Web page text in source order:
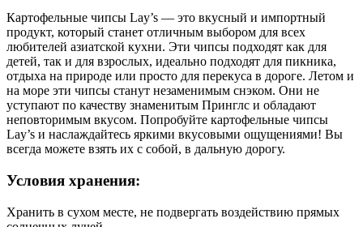
Картофельные чипсы Lay’s — это вкусный и импортный
продукт, который станет отличным выбором для всех
любителей азиатской кухни. Эти чипсы подходят как для
детей, так и для взрослых, идеально подходят для пикника,
отдыха на природе или просто для перекуса в дороге. Летом и
на море эти чипсы станут незаменимым снэком. Они не
уступают по качеству знаменитым Принглс и обладают
неповторимым вкусом. Попробуйте картофельные чипсы
Lay’s и наслаждайтесь яркими вкусовыми ощущениями! Вы
всегда можете взять их с собой, в дальную дорогу.
Условия хранения:
Хранить в сухом месте, не подвергать воздействию прямых